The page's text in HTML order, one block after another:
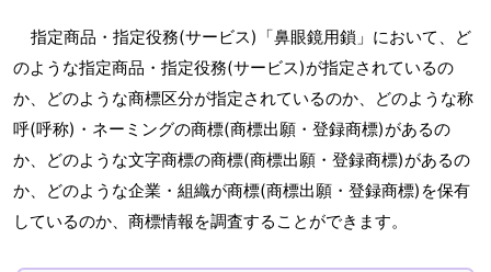
指定商品・指定役務(サービス)「鼻眼鏡用鎖」において、ど
のような指定商品・指定役務(サービス)が指定されているの
か、どのような商標区分が指定されているのか、どのような称
呼(呼称)・ネーミングの商標(商標出願・登録商標)があるの
か、どのような文字商標の商標(商標出願・登録商標)があるの
か、どのような企業・組織が商標(商標出願・登録商標)を保有
しているのか、商標情報を調査することができます。